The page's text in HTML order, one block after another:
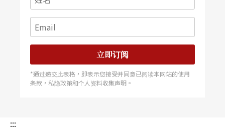
立即订阅
*通过递交此表格，即表示您接受并同意已阅读本网站的使用
条款，私隐政策和个人资料收集声明。
:::